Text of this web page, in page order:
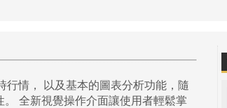
行情，
以及基本的圖表分析功能，隨
全新視覺操作介面讓使用者輕鬆掌